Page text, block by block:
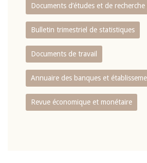
Documents d’études et de recherche
Bulletin trimestriel de statistiques
Documents de travail
Annuaire des banques et
Revue économique et monétaire